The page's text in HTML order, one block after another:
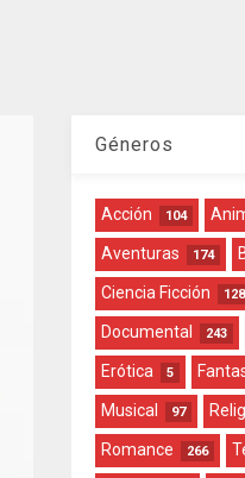
Géneros
Acción 104
Aventuras 174
Ciencia Ficción 128
Documental 243
Erótica 5
Musical 97
Romance 266